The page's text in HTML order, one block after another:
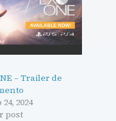
– Trailer de
2024
post